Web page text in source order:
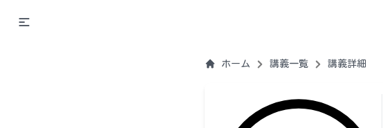
ホーム 講義一覧 講義詳細